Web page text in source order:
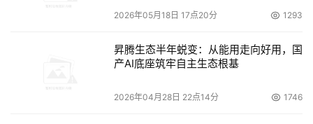
继续下滑。分析师认为他在数据存储业务方面缺乏经验，而
而公司内部对Martin的履任也存在一些阻力。
在Martin就职后不久，一些董事会成员建议：应该在
2026年05月18日 17点20分 1293
昇腾生态半年蜕变：从能用走向好用，国
产AI底座筑牢自主生态根基
2026年04月28日 22点14分 1746